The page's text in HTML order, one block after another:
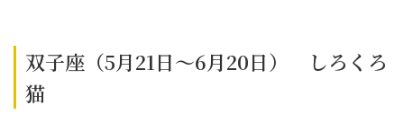
双子座（5月21日～6月20日） しろくろ
猫